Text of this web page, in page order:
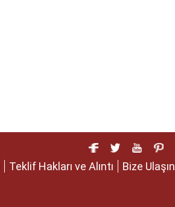
Teklif Hakları ve Alıntı Bize Ulaşın